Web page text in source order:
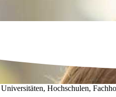
Hochschulen,